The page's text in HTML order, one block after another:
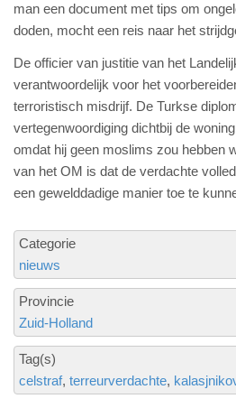
man een document met tips om
doden, mocht een reis naar het
De officier van justitie van het
verantwoordelijk voor het
terroristisch misdrijf. De Turkse
vertegenwoordiging dichtbij de
omdat hij geen moslims zou hebben
van het OM is dat de verdachte
een gewelddadige manier toe te
Categorie
nieuws
Provincie
Zuid-Holland
Tag(s)
celstraf terreurverdachte